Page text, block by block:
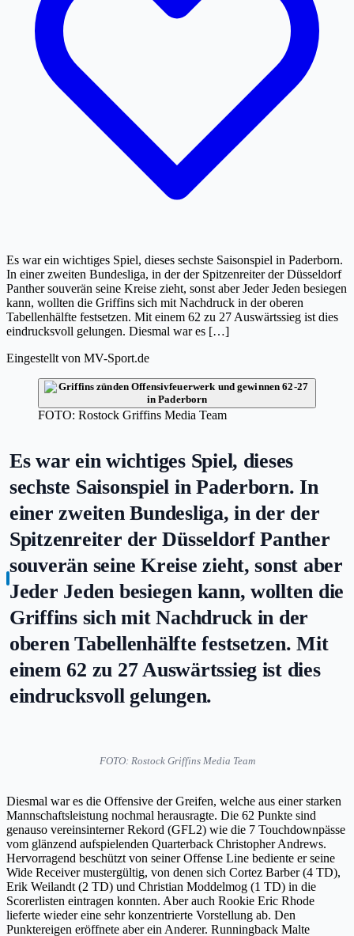
Es war ein wichtiges Spiel, dieses sechste Saisonspiel in Paderborn.
In einer zweiten Bundesliga, in der der Spitzenreiter der Düsseldorf
Panther souverän seine Kreise zieht, sonst aber Jeder Jeden besiegen
kann, wollten die Griffins sich mit Nachdruck in der oberen
Tabellenhälfte festsetzen. Mit einem 62 zu 27 Auswärtssieg ist dies
eindrucksvoll gelungen. Diesmal war es […]
Eingestellt von MV-Sport.de
FOTO: Rostock Griffins Media Team
Es war ein wichtiges Spiel, dieses
sechste Saisonspiel in Paderborn. In
einer zweiten Bundesliga, in der der
Spitzenreiter der Düsseldorf Panther
souverän seine Kreise zieht, sonst aber
Jeder Jeden besiegen kann, wollten die
Griffins sich mit Nachdruck in der
oberen Tabellenhälfte festsetzen. Mit
einem 62 zu 27 Auswärtssieg ist dies
eindrucksvoll gelungen.
FOTO: Rostock Griffins Media Team
Diesmal war es die Offensive der Greifen, welche aus einer starken
Mannschaftsleistung nochmal herausragte. Die 62 Punkte sind
genauso vereinsinterner Rekord (GFL2) wie die 7 Touchdownpässe
vom glänzend aufspielenden Quarterback Christopher Andrews.
Hervorragend beschützt von seiner Offense Line bediente er seine
Wide Receiver mustergültig, von denen sich Cortez Barber (4 TD),
Erik Weilandt (2 TD) und Christian Moddelmog (1 TD) in die
Scorerlisten eintragen konnten. Aber auch Rookie Eric Rhode
lieferte wieder eine sehr konzentrierte Vorstellung ab. Den
Punktereigen eröffnete aber ein Anderer. Runningback Malte